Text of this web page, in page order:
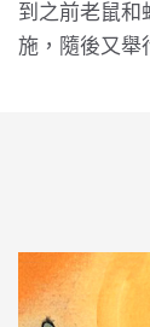
到之前老鼠和
施，隨後又舉